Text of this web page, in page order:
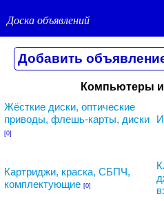
Доска объявлений
Компьютеры и
Жёсткие диски, оптические
приводы, флешь-карты, диски
[0]
Картриджи, краска, СБПЧ,
комплектующие [0]